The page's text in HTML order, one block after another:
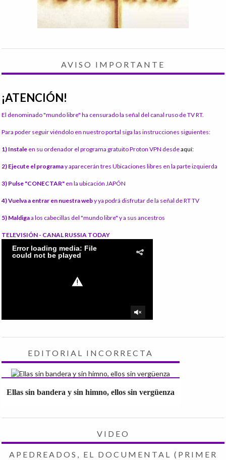
AVISO IMPORTANTE
¡ATENCIÓN!
El denominado "mundo libre" ha censurado la señal del canal ruso de TV RT.
Para poder seguir viéndolo en nuestro portal siga las instrucciones siguientes:
1) Instale en su ordenador el programa gratuito Proton VPN desdeaquí:
2) Ejecute el programay aparecerán tres Ubicaciones libres en la parte izquierda
3) Pulse "CONECTAR" en la ubicación JAPÓN
4) Vuelva a entrar en nuestra weby ya podrá disfrutar de la señal de RT TV
5) Maldigaa los cabecillas del "mundo libre" y a sus ancestros
TELEVISIÓN - CANAL RUSSIA TODAY
EDITORIAL INCORRECTA
Ellas sin bandera y sin himno, ellos sin vergüenza
VIDEO
APEDREADOS, EL DOCUMENTAL (PRIMER